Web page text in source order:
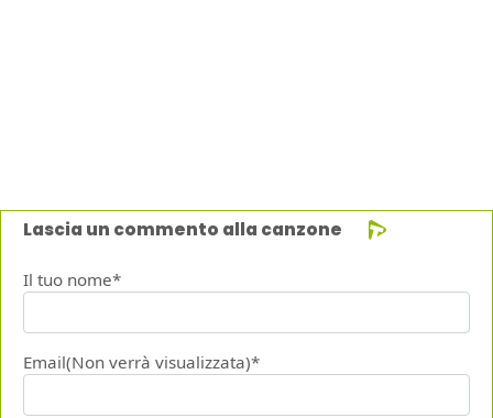
Lascia un commento alla canzone
Il tuo nome*
Email(Non verrà visualizzata)*